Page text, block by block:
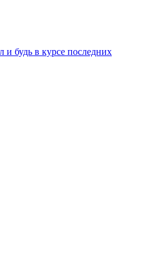
и будь в курсе последних